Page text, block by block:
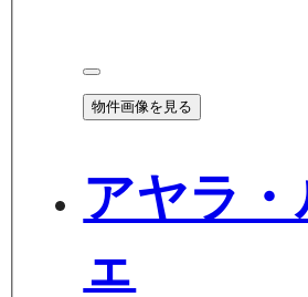
物件画像を見る
アヤラ
ェ